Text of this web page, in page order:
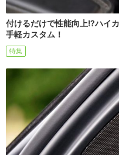
付けるだけで性能向上!?ハイ
手軽カスタム！
特集